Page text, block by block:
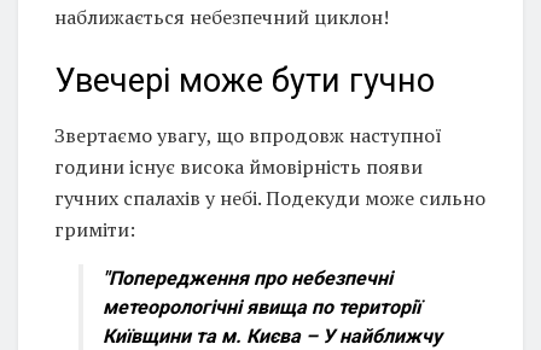
наближається небезпечний циклон!
Увечері може бути гучно
Звертаємо увагу, що впродовж наступної
години існує висока ймовірність появи
гучних спалахів у небі. Подекуди може сильно
гриміти:
"Попередження про небезпечні
метеорологічні явища по території
Київщини та м. Києва – У найближчу